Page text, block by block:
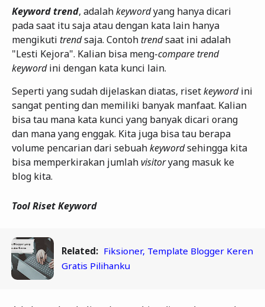
Keyword trend, adalahkeywordyang hanya dicari
pada saat itu saja atau dengan kata lain hanya
mengikuti trendsaja. Contohtrendsaat ini adalah
"Lesti Kejora". Kalian bisa meng-compare trend
keywordini dengan kata kunci lain.
Seperti yang sudah dijelaskan diatas, risetkeywordini
sangat penting dan memiliki banyak manfaat. Kalian
bisa tau mana kata kunci yang banyak dicari orang
dan mana yang enggak. Kita juga bisa tau berapa
volume pencarian dari sebuahkeywordsehingga kita
bisa memperkirakan jumlahvisitoryang masuk ke
blog kita.
Tool Riset Keyword
Related: Fiksioner, Template Blogger Keren
Gratis Pilihanku